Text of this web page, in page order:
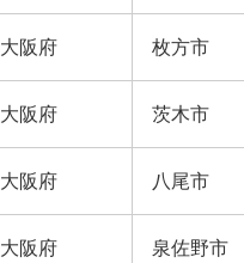
大阪府 枚方市
大阪府 茨木市
大阪府 八尾市
大阪府 泉佐野市